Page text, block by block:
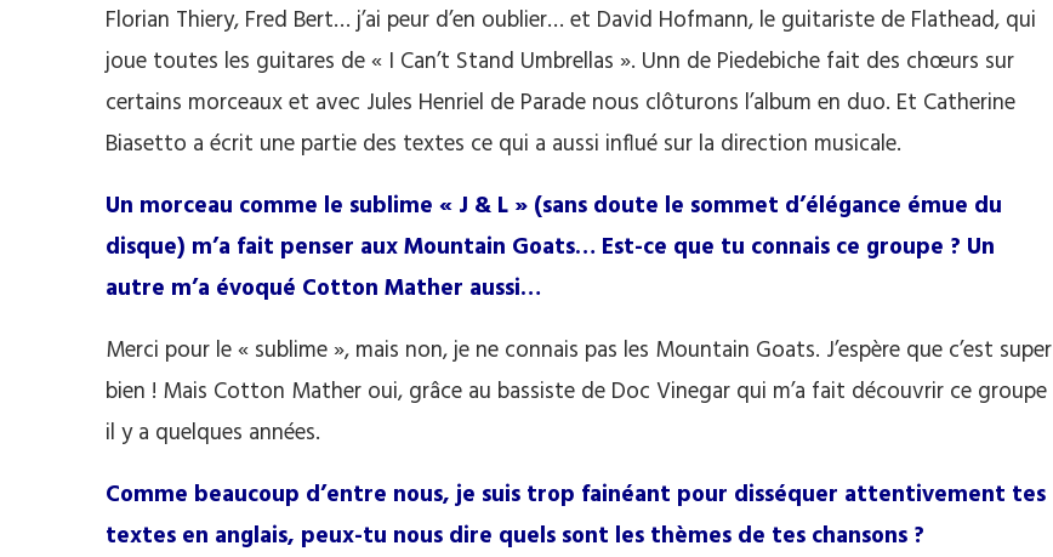
Florian Thiery, Fred Bert… j’ai peur d’en oublier… et David Hofmann, le guitariste de Flathead, qui
joue toutes les guitares de « I Can’t Stand Umbrellas ». Unn de Piedebiche fait des chœurs sur
certains morceaux et avec Jules Henriel de Parade nous clôturons l’album en duo. Et Catherine
Biasetto a écrit une partie des textes ce qui a aussi influé sur la direction musicale.
Un morceau comme le sublime « J & L » (sans doute le sommet d’élégance émue du
disque) m’a fait penser aux Mountain Goats… Est-ce que tu connais ce groupe ? Un
autre m’a évoqué Cotton Mather aussi…
Merci pour le « sublime », mais non, je ne connais pas les Mountain Goats. J’espère que c’est super
bien ! Mais Cotton Mather oui, grâce au bassiste de Doc Vinegar qui m’a fait découvrir ce groupe
il y a quelques années.
Comme beaucoup d’entre nous, je suis trop fainéant pour disséquer attentivement tes
textes en anglais, peux-tu nous dire quels sont les thèmes de tes chansons ?